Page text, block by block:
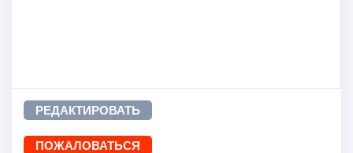
РЕДАКТИРОВАТЬ
ПОЖАЛОВАТЬСЯ